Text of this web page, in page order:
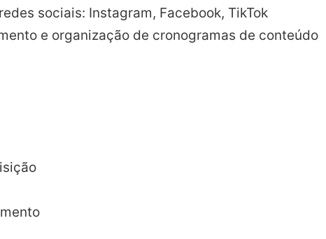
sociais: Instagram, Facebook, TikTok
e organização de cronogramas de conteúdo